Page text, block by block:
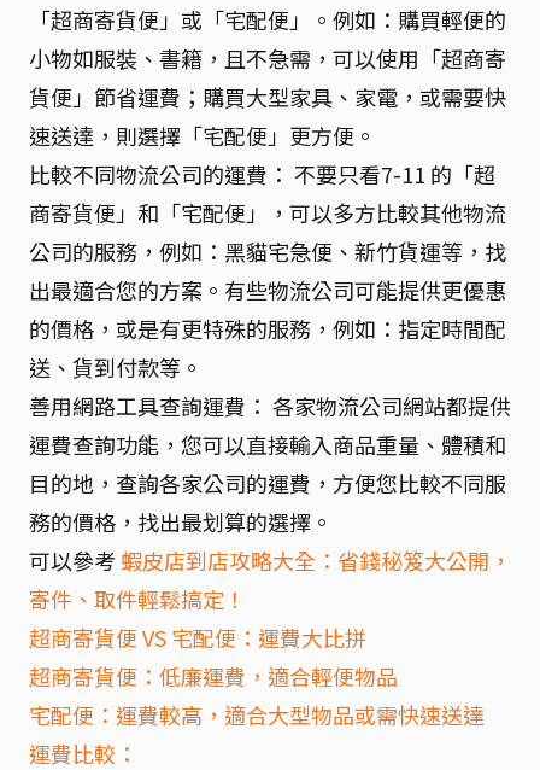
「超商寄貨便」或「宅配便」。例如：購買輕便的
小物如服裝、書籍，且不急需，可以使用「超商寄
貨便」節省運費；購買大型家具、家電，或需要快
速送達，則選擇「宅配便」更方便。
比較不同物流公司的運費： 不要只看7-11 的「超
商寄貨便」和「宅配便」，可以多方比較其他物流
公司的服務，例如：黑貓宅急便、新竹貨運等，找
出最適合您的方案。有些物流公司可能提供更優惠
的價格，或是有更特殊的服務，例如：指定時間配
送、貨到付款等。
善用網路工具查詢運費： 各家物流公司網站都提供
運費查詢功能，您可以直接輸入商品重量、體積和
目的地，查詢各家公司的運費，方便您比較不同服
務的價格，找出最划算的選擇。
可以參考 蝦皮店到店攻略大全：省錢秘笈大公開，
寄件、取件輕鬆搞定！
超商寄貨便 VS 宅配便：運費大比拼
超商寄貨便：低廉運費，適合輕便物品
宅配便：運費較高，適合大型物品或需快速送達
運費比較：